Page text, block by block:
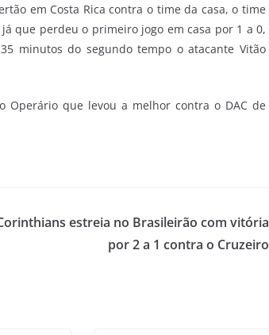
em Costa Rica contra o time da casa, o time
que perdeu o primeiro jogo em casa por 1 a 0,
minutos do segundo tempo o atacante Vitão
Operário que levou a melhor contra o DAC de
estreia no Brasileirão com vitória
por 2 a 1 contra o Cruzeiro